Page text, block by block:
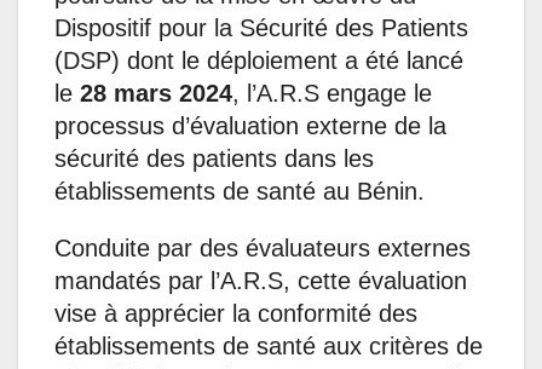
Dispositif pour la Sécurité des Patients
(DSP) dont le déploiement a été lancé
le 28 mars 2024, l’A.R.S engage le
processus d’évaluation externe de la
sécurité des patients dans les
établissements de santé au Bénin.
Conduite par des évaluateurs externes
mandatés par l’A.R.S, cette évaluation
vise à apprécier la conformité des
établissements de santé aux critères de